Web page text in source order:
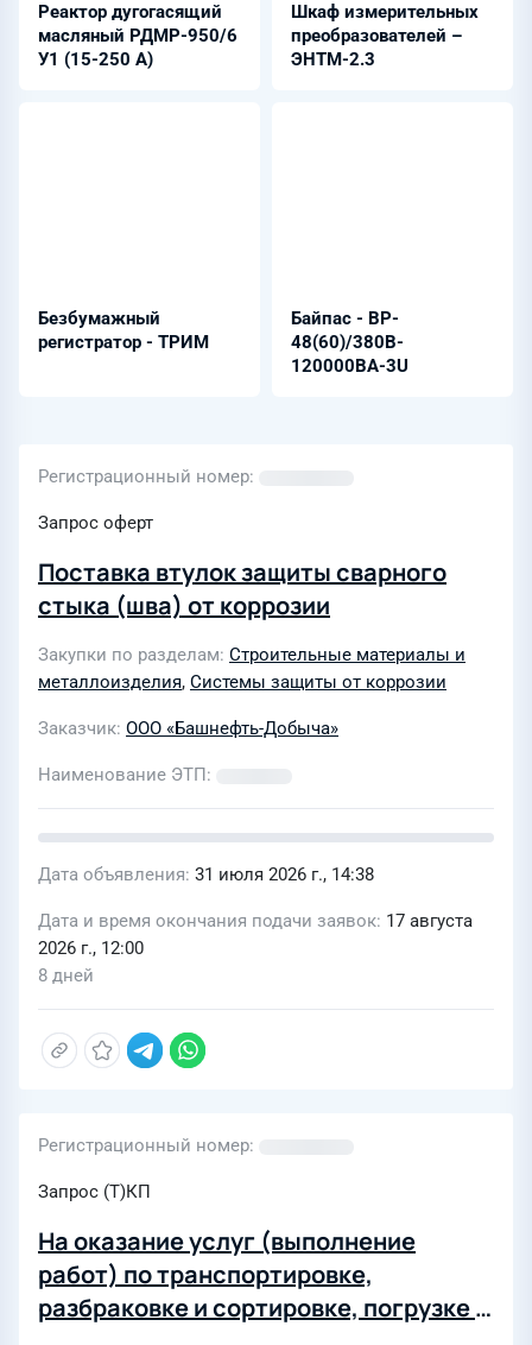
Реактор дугогасящий
масляный РДМР-950/6
У1 (15-250 А)
Шкаф измерительных
преобразователей –
ЭНТМ-2.3
Безбумажный
регистратор - ТРИМ
Байпас - BP-
48(60)/380B-
120000ВА-3U
Регистрационный номер
Запрос оферт
Поставка втулок защиты сварного
стыка (шва) от коррозии
Закупки по разделам Строительные материалы и
металлоизделия, Системы защиты от коррозии
Заказчик ООО «Башнефть-Добыча»
Наименование ЭТП
Дата объявления 31 июля 2026 г., 14:38
Дата и время окончания подачи заявок 17 августа
2026 г., 12:00
8 дней
Регистрационный номер
Запрос (Т)КП
На оказание услуг (выполнение
работ) по транспортировке,
разбраковке и сортировке, погрузке и